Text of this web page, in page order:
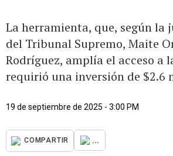
La herramienta, que, según la
del Tribunal Supremo, Maite
Rodríguez, amplía el acceso a
requirió una inversión de $2.6
19 de septiembre de 2025 - 3:00 PM
COMPARTIR ...